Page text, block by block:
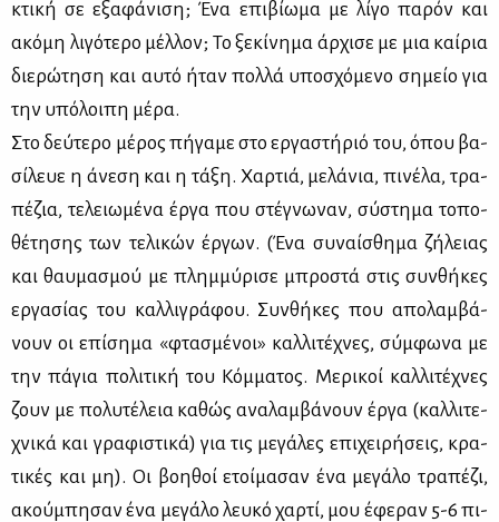
κτι­κή σε εξα­φά­νι­ση; Ένα επι­βί­ω­μα με λί­γο πα­ρόν και
ακό­μη λι­γό­τε­ρο μέλ­λον; Το ξε­κί­νη­μα άρ­χι­σε με μια καί­ρια
διε­ρώ­τη­ση και αυ­τό ήταν πολ­λά υπο­σχό­με­νο ση­μείο για
την υπό­λοι­πη μέ­ρα.
Στο δεύ­τε­ρο μέ­ρος πή­γα­με στο ερ­γα­στή­ριό του, όπου βα­
σί­λευε η άνε­ση και η τά­ξη. Χαρ­τιά, με­λά­νια, πι­νέ­λα, τρα­
πέ­ζια, τε­λειω­μέ­να έρ­γα που στέ­γνω­ναν, σύ­στη­μα το­πο­
θέ­τη­σης των τε­λι­κών έρ­γων. (Ένα συ­ναί­σθη­μα ζή­λειας
και θαυ­μα­σμού με πλημ­μύ­ρι­σε μπρο­στά στις συν­θή­κες
ερ­γα­σί­ας του καλ­λι­γρά­φου. Συν­θή­κες που απο­λαμ­βά­
νουν οι επί­ση­μα «φτα­σμέ­νοι» καλ­λι­τέ­χνες, σύμ­φω­να με
την πά­για πο­λι­τι­κή του Κόμ­μα­τος. Με­ρι­κοί καλ­λι­τέ­χνες
ζουν με πο­λυ­τέ­λεια κα­θώς ανα­λαμ­βά­νουν έρ­γα (καλ­λι­τε­
χνι­κά και γρα­φι­στι­κά) για τις με­γά­λες επι­χει­ρή­σεις, κρα­
τι­κές και μη). Οι βοη­θοί ετοί­μα­σαν ένα με­γά­λο τρα­πέ­ζι,
ακού­μπη­σαν ένα με­γά­λο λευ­κό χαρ­τί, μου έφε­ραν 5-6 πι­